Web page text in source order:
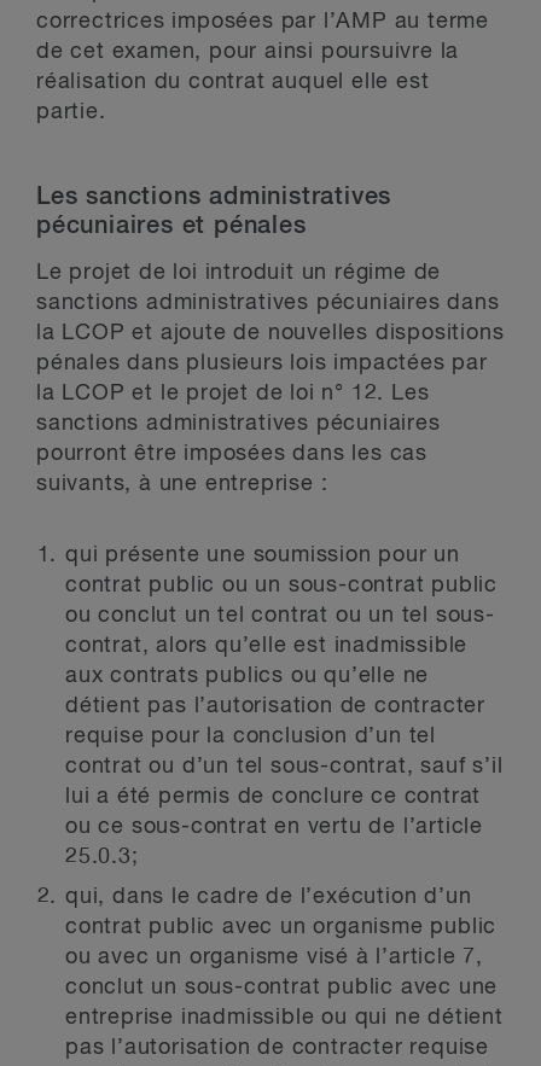
correctrices imposées par l’AMP au terme
de cet examen, pour ainsi poursuivre la
réalisation du contrat auquel elle est
partie.
Les sanctions administratives
pécuniaires et pénales
Le projet de loi introduit un régime de
sanctions administratives pécuniaires dans
la LCOP et ajoute de nouvelles dispositions
pénales dans plusieurs lois impactées par
la LCOP et le projet de loi n° 12. Les
sanctions administratives pécuniaires
pourront être imposées dans les cas
suivants, à une entreprise :
qui présente une soumission pour un
contrat public ou un sous-contrat public
ou conclut un tel contrat ou un tel sous-
contrat, alors qu’elle est inadmissible
aux contrats publics ou qu’elle ne
détient pas l’autorisation de contracter
requise pour la conclusion d’un tel
contrat ou d’un tel sous-contrat, sauf s’il
lui a été permis de conclure ce contrat
ou ce sous-contrat en vertu de l’article
25.0.3;
qui, dans le cadre de l’exécution d’un
contrat public avec un organisme public
ou avec un organisme visé à l’article 7,
conclut un sous-contrat public avec une
entreprise inadmissible ou qui ne détient
pas l’autorisation de contracter requise